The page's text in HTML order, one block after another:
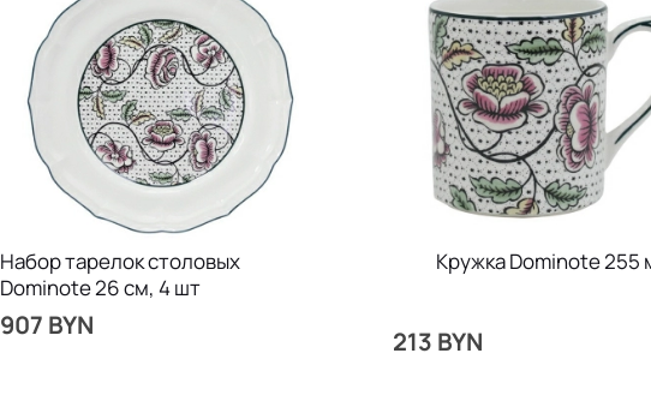
Набор тарелок столовых
Dominote 26 см, 4 шт
907 BYN
Кружка Dominote 255
213 BYN